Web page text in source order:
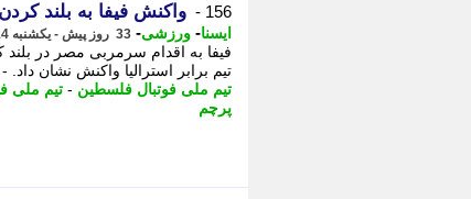
156 - واکنش فیفا به بلند
ایسنا- ورزشی- 33 روز پیش - یکشنبه 14 تیر 1405، 18:15
فیفا به اقدام سرمربی مصر در
تیم برابر استرالیا واکنش نشان
تیم ملی فوتبال فلسطین - تیم ملی
پرچم